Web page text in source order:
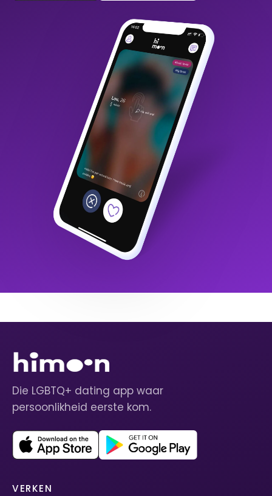
Die LGBTQ+ dating app waar
persoonlikheid eerste kom.
VERKEN